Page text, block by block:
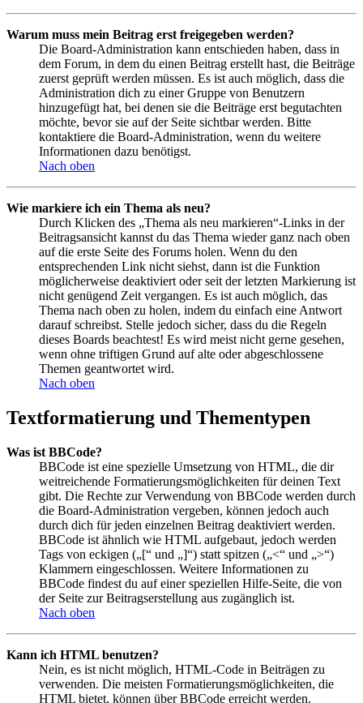
Warum muss mein Beitrag erst freigegeben werden?
Die Board-Administration kann entschieden haben, dass in
dem Forum, in dem du einen Beitrag erstellt hast, die Beiträge
zuerst geprüft werden müssen. Es ist auch möglich, dass die
Administration dich zu einer Gruppe von Benutzern
hinzugefügt hat, bei denen sie die Beiträge erst begutachten
möchte, bevor sie auf der Seite sichtbar werden. Bitte
kontaktiere die Board-Administration, wenn du weitere
Informationen dazu benötigst.
Nach oben
Wie markiere ich ein Thema als neu?
Durch Klicken des „Thema als neu markieren“-Links in der
Beitragsansicht kannst du das Thema wieder ganz nach oben
auf die erste Seite des Forums holen. Wenn du den
entsprechenden Link nicht siehst, dann ist die Funktion
möglicherweise deaktiviert oder seit der letzten Markierung ist
nicht genügend Zeit vergangen. Es ist auch möglich, das
Thema nach oben zu holen, indem du einfach eine Antwort
darauf schreibst. Stelle jedoch sicher, dass du die Regeln
dieses Boards beachtest! Es wird meist nicht gerne gesehen,
wenn ohne triftigen Grund auf alte oder abgeschlossene
Themen geantwortet wird.
Nach oben
Textformatierung und Thementypen
Was ist BBCode?
BBCode ist eine spezielle Umsetzung von HTML, die dir
weitreichende Formatierungsmöglichkeiten für deinen Text
gibt. Die Rechte zur Verwendung von BBCode werden durch
die Board-Administration vergeben, können jedoch auch
durch dich für jeden einzelnen Beitrag deaktiviert werden.
BBCode ist ähnlich wie HTML aufgebaut, jedoch werden
Tags von eckigen („[“ und „]“) statt spitzen („<“ und „>“)
Klammern eingeschlossen. Weitere Informationen zu
BBCode findest du auf einer speziellen Hilfe-Seite, die von
der Seite zur Beitragserstellung aus zugänglich ist.
Nach oben
Kann ich HTML benutzen?
Nein, es ist nicht möglich, HTML-Code in Beiträgen zu
verwenden. Die meisten Formatierungsmöglichkeiten, die
HTML bietet, können über BBCode erreicht werden.